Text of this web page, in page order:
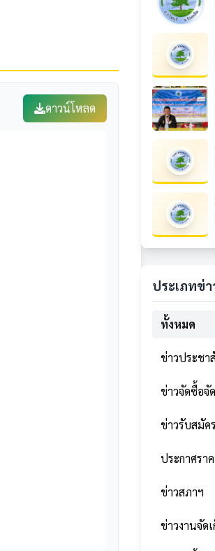
ดาวน์โหลด
ประเภทข่า
ทั้งหมด
ข่าวประช
ข่าวจัดซื้อจั
ข่าวรับสมัคร
ประกาศรา
ข่าวสภาฯ
ข่าวงานจัด